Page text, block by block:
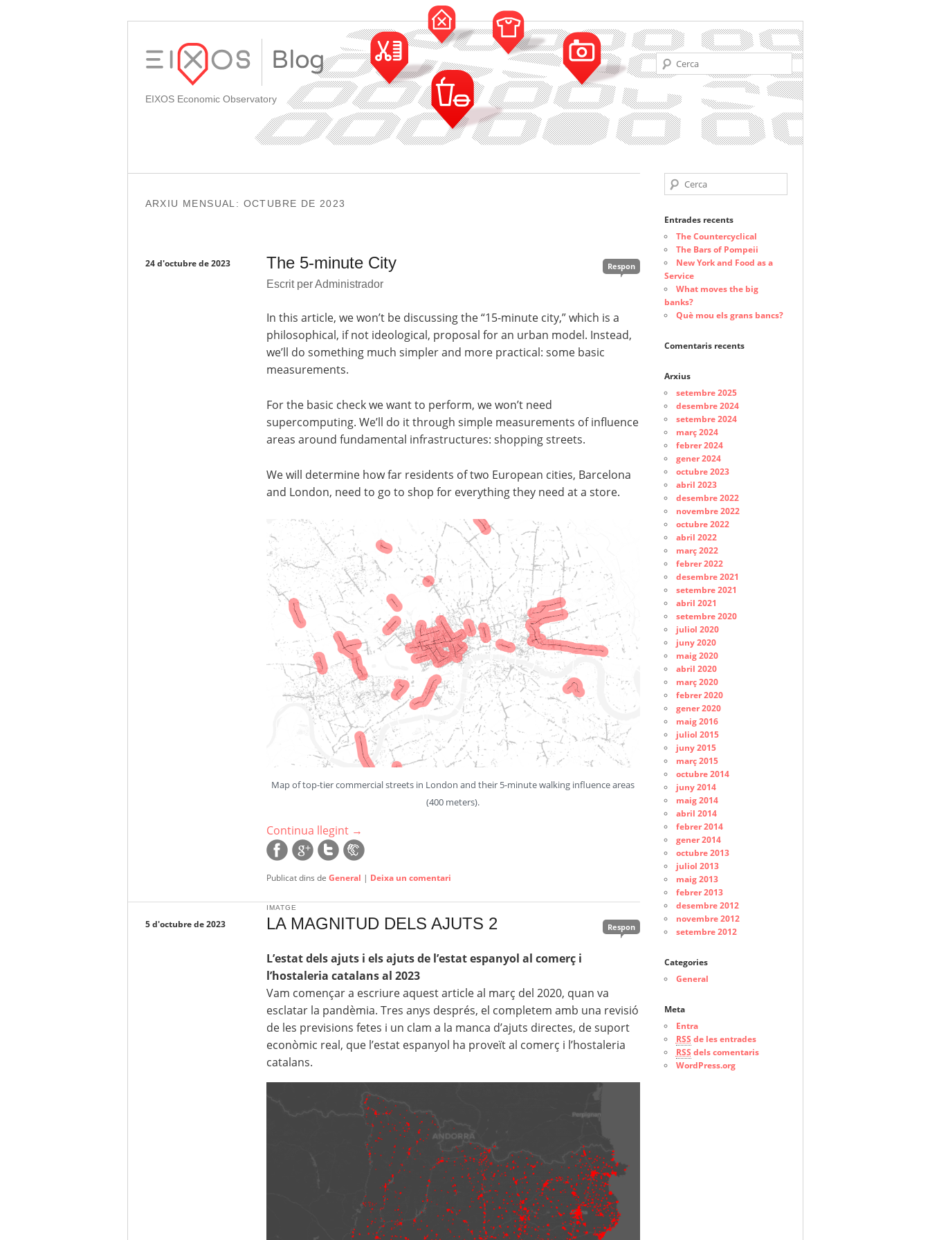
EIXOS Economic Observatory
Cerca
ARXIU MENSUAL: OCTUBRE DE 2023
The 5-minute City
24 d'octubre de 2023
Escrit per Administrador
Respon
In this article, we won’t be discussing the “15-minute city,” which is a
philosophical, if not ideological, proposal for an urban model. Instead,
we’ll do something much simpler and more practical: some basic
measurements.
For the basic check we want to perform, we won’t need
supercomputing. We’ll do it through simple measurements of influence
areas around fundamental infrastructures: shopping streets.
We will determine how far residents of two European cities, Barcelona
and London, need to go to shop for everything they need at a store.
Map of top-tier commercial streets in London and their 5-minute walking influence areas
(400 meters).
Continua llegint →
Publicat dins de General | Deixa un comentari
LA MAGNITUD DELS AJUTS 2
IMATGE
Respon
L’estat dels ajuts i els ajuts de l’estat espanyol al comerç i
l’hostaleria catalans al 2023
Vam començar a escriure aquest article al març del 2020, quan va
esclatar la pandèmia. Tres anys després, el completem amb una revisió
de les previsions fetes i un clam a la manca d’ajuts directes, de suport
econòmic real, que l’estat espanyol ha proveït al comerç i l’hostaleria
catalans.
5 d'octubre de 2023
Cerca
Entrades recents
The Countercyclical
The Bars of Pompeii
New York and Food as a
Service
What moves the big
banks?
Què mou els grans bancs?
Comentaris recents
Arxius
setembre 2025
desembre 2024
setembre 2024
març 2024
febrer 2024
gener 2024
octubre 2023
abril 2023
desembre 2022
novembre 2022
octubre 2022
abril 2022
març 2022
febrer 2022
desembre 2021
setembre 2021
abril 2021
setembre 2020
juliol 2020
juny 2020
maig 2020
abril 2020
març 2020
febrer 2020
gener 2020
maig 2016
juliol 2015
juny 2015
març 2015
octubre 2014
juny 2014
maig 2014
abril 2014
febrer 2014
gener 2014
octubre 2013
juliol 2013
maig 2013
febrer 2013
desembre 2012
novembre 2012
setembre 2012
Categories
General
Meta
Entra
RSS de les entrades
RSS dels comentaris
WordPress.org